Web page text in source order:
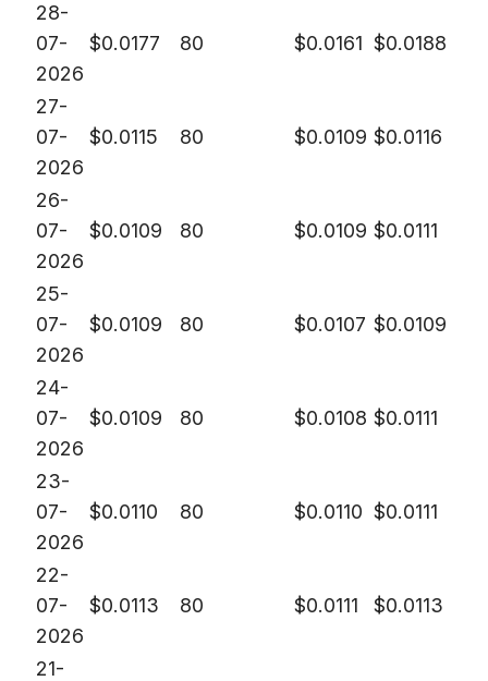
28-
07-
2026
$0.0177 80 $0.0161 $0.0188
27-
07-
2026
$0.0115 80 $0.0109 $0.0116
26-
07-
2026
$0.0109 80 $0.0109 $0.0111
25-
07-
2026
$0.0109 80 $0.0107 $0.0109
24-
07-
2026
$0.0109 80 $0.0108 $0.0111
23-
07-
2026
$0.0110 80 $0.0110 $0.0111
22-
07-
2026
$0.0113 80 $0.0111 $0.0113
21-